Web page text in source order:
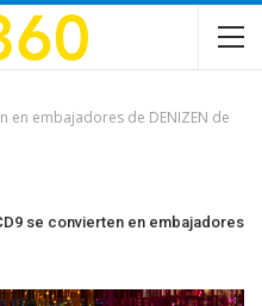
en embajadores de DENIZEN de
se convierten en embajadores